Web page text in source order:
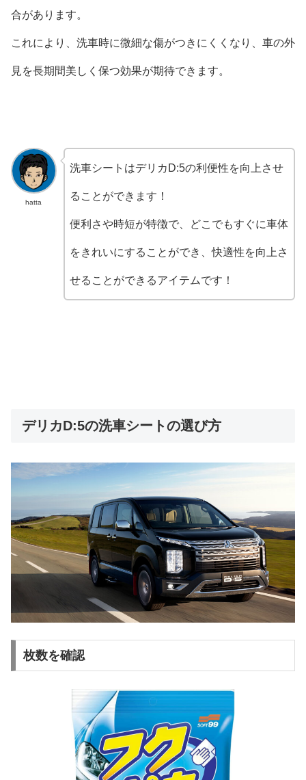
合があります。
これにより、洗車時に微細な傷がつきにくくなり、車の外
見を長期間美しく保つ効果が期待できます。
hatta
洗車シートはデリカD:5の利便性を向上させ
ることができます！
便利さや時短が特徴で、どこでもすぐに車体
をきれいにすることができ、快適性を向上さ
せることができるアイテムです！
デリカD:5の洗車シートの選び方
枚数を確認